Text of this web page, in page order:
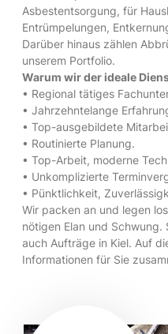
Asbestentsorgung, für
Entrümpelungen,
Darüber hinaus zählen
unserem Portfolio.
Warum wir der ideale
• Regional tätiges
• Jahrzehntelange
• Top-ausgebildete
• Routinierte Planung.
• Top-Arbeit, moderne
• Unkomplizierte
• Pünktlichkeit,
Wir packen an und legen
nötigen Elan und
auch Aufträge in Kiel. Auf
Informationen für Sie